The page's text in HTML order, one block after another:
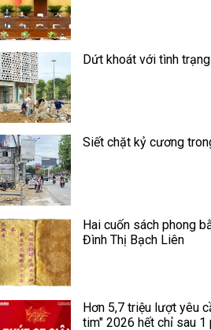
Dứt khoát với tình
Siết chặt kỷ cương
Hai cuốn sách phong
Đình Thị Bạch Liên
Hơn 5,7 triệu lượt yêu
tim" 2026 hết chỉ sau 1